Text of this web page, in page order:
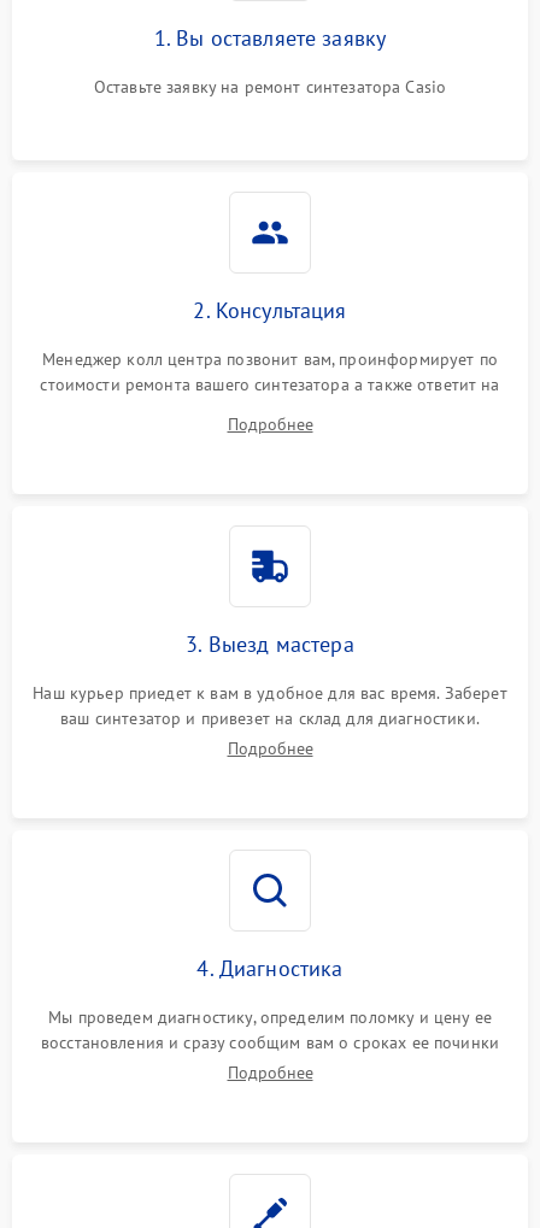
1. Вы оставляете заявку
Оставьте заявку на ремонт синтезатора Casio
2. Консультация
Менеджер колл центра позвонит вам, проинформирует по
стоимости ремонта вашего синтезатора а также ответит на
Подробнее
3. Выезд мастера
Наш курьер приедет к вам в удобное для вас время. Заберет
ваш синтезатор и привезет на склад для диагностики.
Подробнее
4. Диагностика
Мы проведем диагностику, определим поломку и цену ее
восстановления и сразу сообщим вам о сроках ее починки
Подробнее